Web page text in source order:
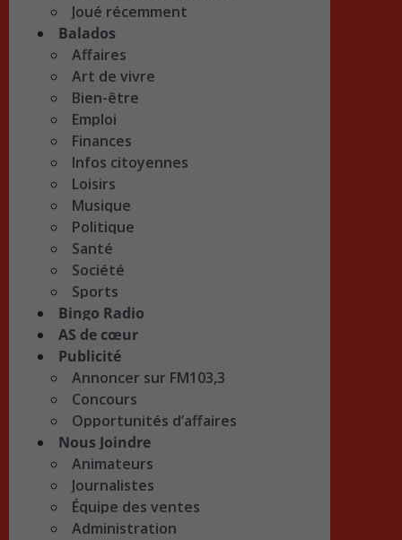
Joué récemment
Balados
Affaires
Art de vivre
Bien-être
Emploi
Finances
Infos citoyennes
Loisirs
Musique
Politique
Santé
Société
Sports
Bingo Radio
AS de cœur
Publicité
Annoncer sur FM103,3
Concours
Opportunités d’affaires
Nous Joindre
Animateurs
Journalistes
Équipe des ventes
Administration